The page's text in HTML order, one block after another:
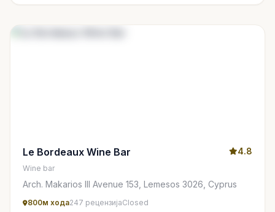
Le Bordeaux Wine Bar 4.8
Wine bar
Arch. Makarios III Avenue 153, Lemesos 3026, Cyprus
800м хода247 рецензијаClosed